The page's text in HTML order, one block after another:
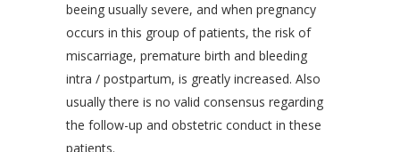
beeing usually severe, and when pregnancy
occurs in this group of patients, the risk of
miscarriage, premature birth and bleeding
intra / postpartum, is greatly increased. Also
usually there is no valid consensus regarding
the follow-up and obstetric conduct in these
patients.